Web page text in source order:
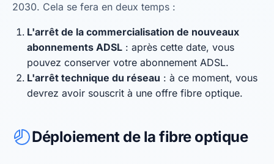
2030. Cela se fera en deux temps :
L'arrêt de la commercialisation de nouveaux
abonnements ADSL : après cette date, vous
pouvez conserver votre abonnement ADSL.
L'arrêt technique du réseau : à ce moment, vous
devrez avoir souscrit à une offre fibre optique.
Déploiement de la fibre optique